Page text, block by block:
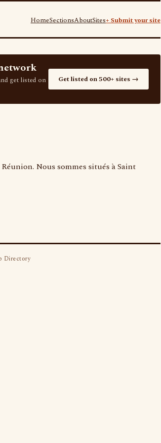
HomeSectionsAboutSites+ Submit your site
get listed on
Get listed on 500+ sites →
Nous sommes situés à Saint
Directory